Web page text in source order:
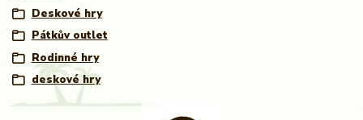
Deskové hry
Pátkův outlet
Rodinné hry
deskové hry